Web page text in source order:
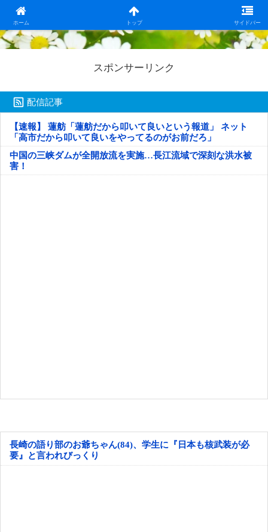
ホーム トップ サイドバー
日本第一！ニュース録
スポンサーリンク
配信記事
【速報】 蓮舫「蓮舫だから叩いて良いという報道」 ネット
「高市だから叩いて良いをやってるのがお前だろ」
中国の三峡ダムが全開放流を実施…長江流域で深刻な洪水被
害！
長崎の語り部のお爺ちゃん(84)、学生に『日本も核武装が必
要』と言われびっくり